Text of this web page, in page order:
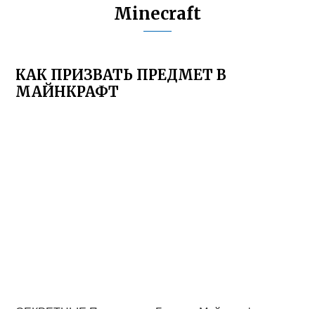
Minecraft
КАК ПРИЗВАТЬ ПРЕДМЕТ В
МАЙНКРАФТ